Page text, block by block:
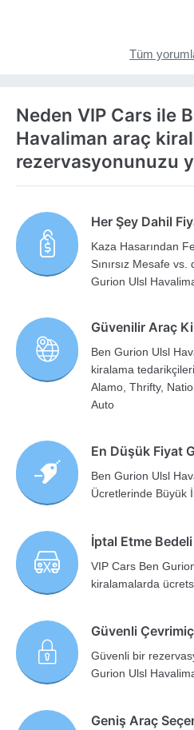
Tüm
Neden VIP Cars ile
Havaliman araç
rezervasyonunuzu
Her Şey Dahil
Kaza Hasarından
Sınırsız Mesafe
Gurion Ulsl
Güvenilir Araç
Ben Gurion Ulsl
kiralama
Alamo, Thrifty,
Auto
En Düşük Fiyat
Ben Gurion Ulsl
Ücretlerinde Büyük
İptal Etme
VIP Cars Ben
kiralamalarda
Güvenli
Güvenli bir
Gurion Ulsl
Geniş Araç